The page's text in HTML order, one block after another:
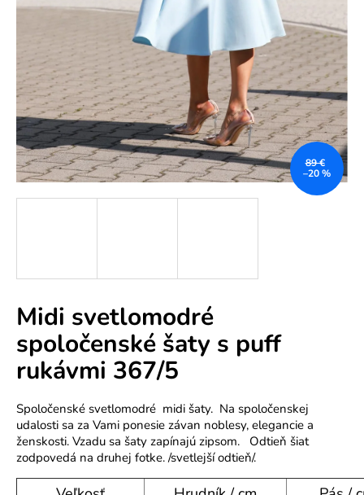
Midi svetlomodré
spoločenské šaty s puff
rukávmi 367/5
Spoločenské svetlomodré midi šaty. Na spoločenskej
udalosti sa za Vami ponesie závan noblesy, elegancie a
ženskosti. Vzadu sa šaty zapínajú zipsom. Odtieň šiat
zodpovedá na druhej fotke. /svetlejší odtieň/.
89 €
–20 %
á
j
s
ť
?
O
d
p
o
r
ú
č
a